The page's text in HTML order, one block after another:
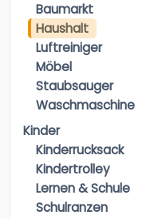
Baumarkt
Haushalt
Luftreiniger
Möbel
Staubsauger
Waschmaschine
Kinder
Kinderrucksack
Kindertrolley
Lernen & Schule
Schulranzen